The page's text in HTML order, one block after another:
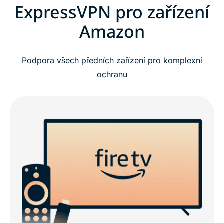
ExpressVPN pro zařízení
Amazon
Podpora všech předních zařízení pro komplexní
ochranu